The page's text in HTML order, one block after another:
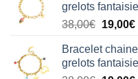
était :
38,00€.
grelots fantaisie
38,00€ Le
initial
était :
19,00€
Bracelet
grelots fantaisie